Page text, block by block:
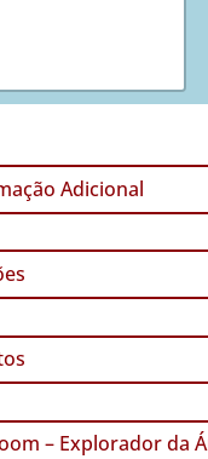
Adicional
– Explorador da